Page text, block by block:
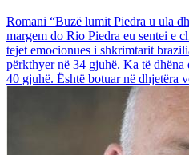
Romani “Buzë lumit Piedra u ula
margem do Rio Piedra eu sentei e
tejet emocionues i shkrimtarit
përkthyer në 34 gjuhë. Ka të dhëna
40 gjuhë. Është botuar në dhjetëra